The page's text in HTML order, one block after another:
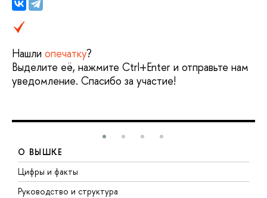
Нашли опечатку?
Выделите её, нажмите Ctrl+Enter и отправьте нам
уведомление. Спасибо за участие!
О ВЫШКЕ
Цифры и факты
Руководство и структура